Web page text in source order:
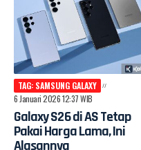
TAG: SAMSUNG GALAXY
6 Januari 2026 12:37 WIB
Galaxy S26 di AS Tetap
Pakai Harga Lama, Ini
Alasannya